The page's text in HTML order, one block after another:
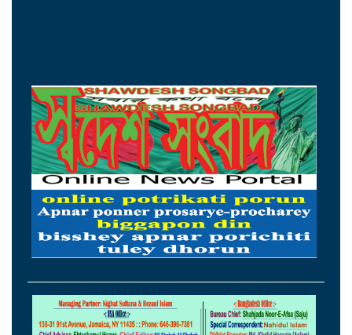
অদম্য ইচ্ছাশক্তিতে বিশ্বজয়ী ১০ নারী
এসএসসির ফল প্রকাশ সকাল ১০টায়, জানবেন
যেভাবে
বাবাকে শেষ বিদায় জানালেন মেসি
যুক্তরাষ্ট্র শর্ত পূরণ করলেই খুলবে হরমুজ প্রণালি